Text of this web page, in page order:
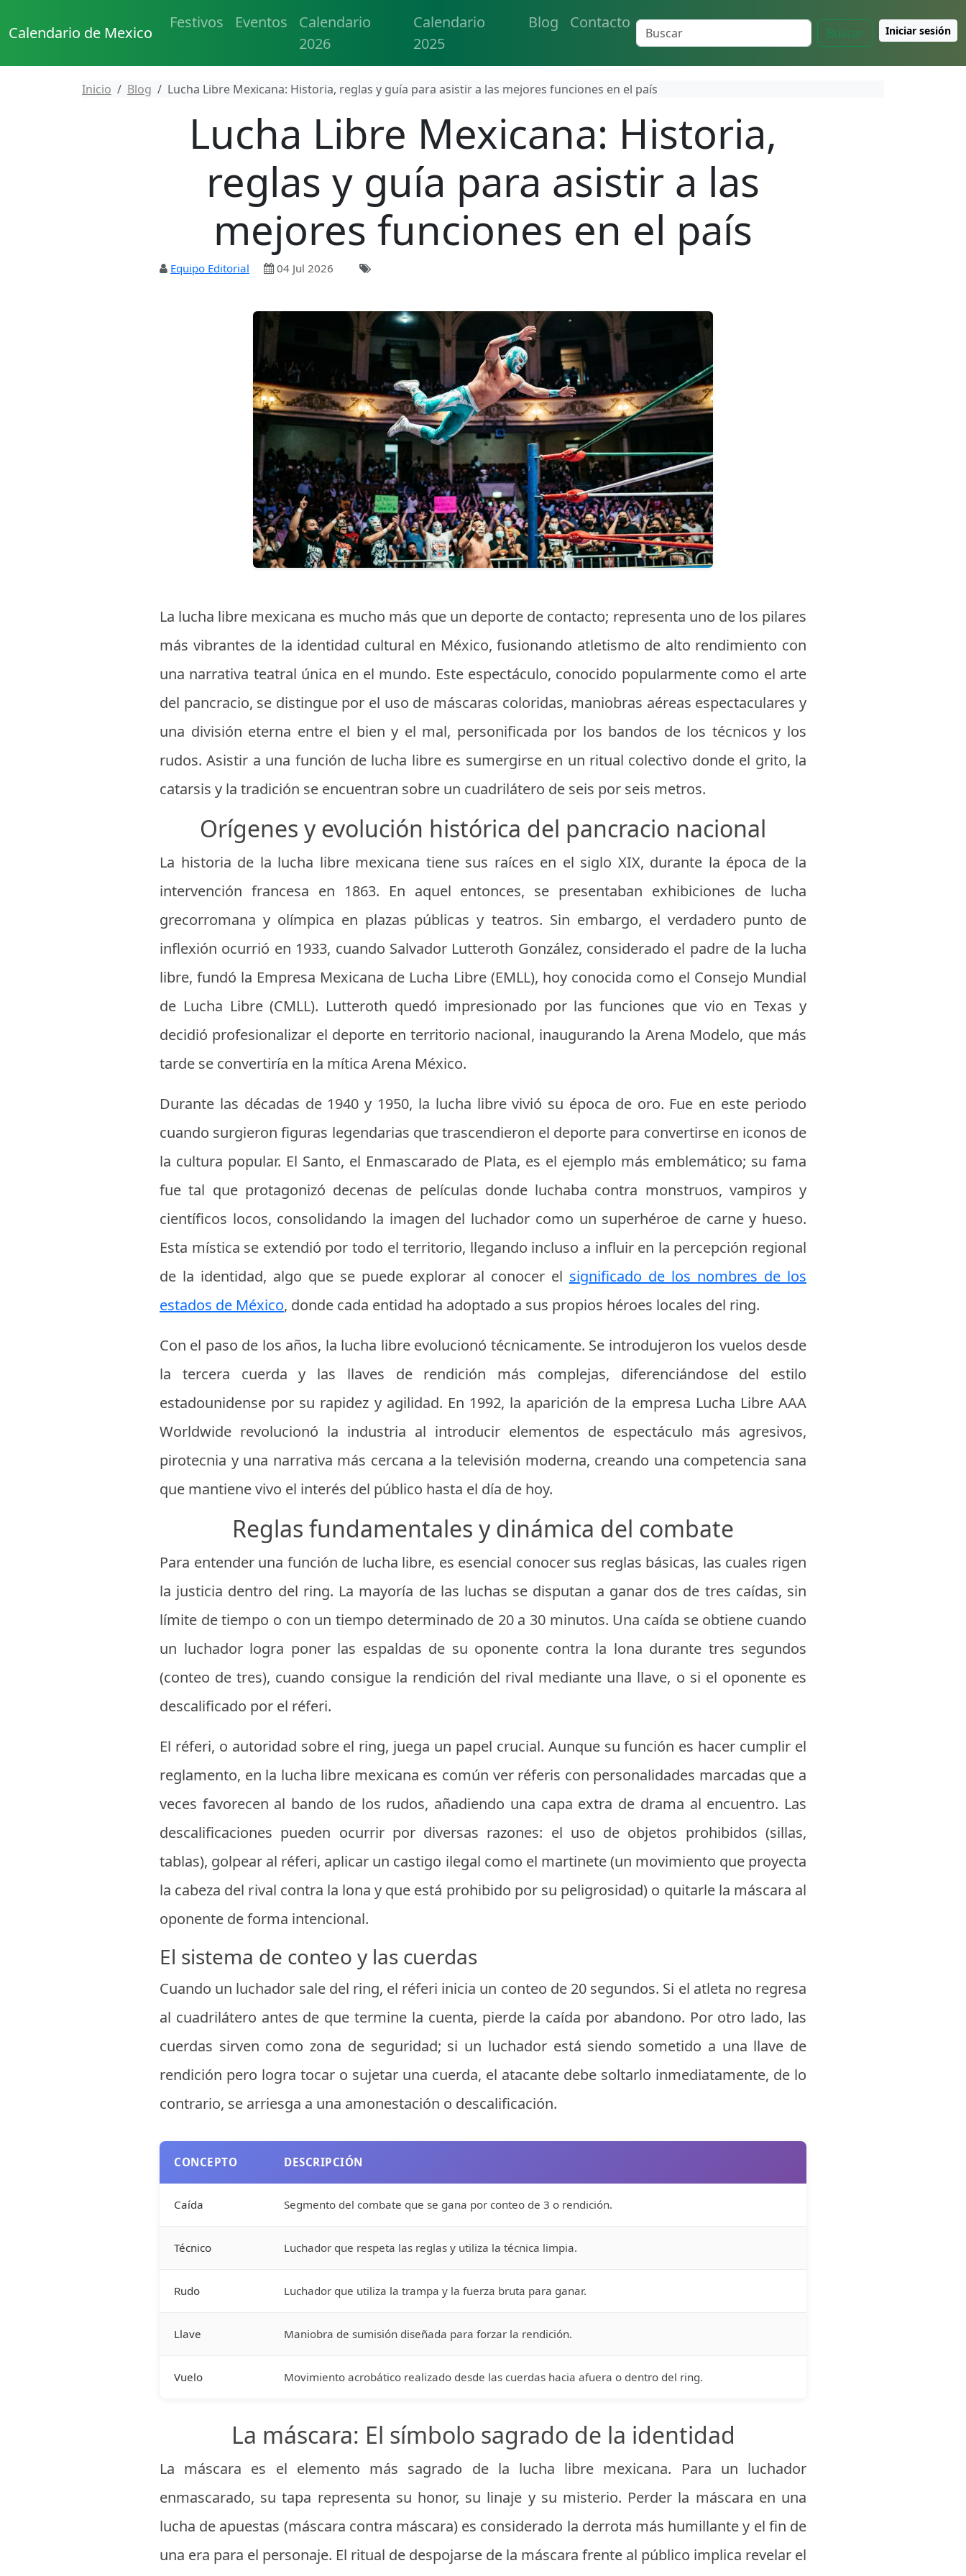
Calendario de Mexico
Festivos Eventos
Calendario
2026
Calendario
2025
Blog Contacto
Buscar Iniciar sesión
Inicio Blog Lucha Libre Mexicana: Historia, reglas y guía para asistir a las mejores funciones en el país
Lucha Libre Mexicana: Historia,
reglas y guía para asistir a las
mejores funciones en el país
Equipo Editorial 04 Jul 2026
La lucha libre mexicana es mucho más que un deporte de contacto; representa uno de los pilares
más vibrantes de la identidad cultural en México, fusionando atletismo de alto rendimiento con
una narrativa teatral única en el mundo. Este espectáculo, conocido popularmente como el arte
del pancracio, se distingue por el uso de máscaras coloridas, maniobras aéreas espectaculares y
una división eterna entre el bien y el mal, personificada por los bandos de los técnicos y los
rudos. Asistir a una función de lucha libre es sumergirse en un ritual colectivo donde el grito, la
catarsis y la tradición se encuentran sobre un cuadrilátero de seis por seis metros.
Orígenes y evolución histórica del pancracio nacional
La historia de la lucha libre mexicana tiene sus raíces en el siglo XIX, durante la época de la
intervención francesa en 1863. En aquel entonces, se presentaban exhibiciones de lucha
grecorromana y olímpica en plazas públicas y teatros. Sin embargo, el verdadero punto de
inflexión ocurrió en 1933, cuando Salvador Lutteroth González, considerado el padre de la lucha
libre, fundó la Empresa Mexicana de Lucha Libre (EMLL), hoy conocida como el Consejo Mundial
de Lucha Libre (CMLL). Lutteroth quedó impresionado por las funciones que vio en Texas y
decidió profesionalizar el deporte en territorio nacional, inaugurando la Arena Modelo, que más
tarde se convertiría en la mítica Arena México.
Durante las décadas de 1940 y 1950, la lucha libre vivió su época de oro. Fue en este periodo
cuando surgieron figuras legendarias que trascendieron el deporte para convertirse en iconos de
la cultura popular. El Santo, el Enmascarado de Plata, es el ejemplo más emblemático; su fama
fue tal que protagonizó decenas de películas donde luchaba contra monstruos, vampiros y
científicos locos, consolidando la imagen del luchador como un superhéroe de carne y hueso.
Esta mística se extendió por todo el territorio, llegando incluso a influir en la percepción regional
de la identidad, algo que se puede explorar al conocer el significado de los nombres de los
estados de México, donde cada entidad ha adoptado a sus propios héroes locales del ring.
Con el paso de los años, la lucha libre evolucionó técnicamente. Se introdujeron los vuelos desde
la tercera cuerda y las llaves de rendición más complejas, diferenciándose del estilo
estadounidense por su rapidez y agilidad. En 1992, la aparición de la empresa Lucha Libre AAA
Worldwide revolucionó la industria al introducir elementos de espectáculo más agresivos,
pirotecnia y una narrativa más cercana a la televisión moderna, creando una competencia sana
que mantiene vivo el interés del público hasta el día de hoy.
Reglas fundamentales y dinámica del combate
Para entender una función de lucha libre, es esencial conocer sus reglas básicas, las cuales rigen
la justicia dentro del ring. La mayoría de las luchas se disputan a ganar dos de tres caídas, sin
límite de tiempo o con un tiempo determinado de 20 a 30 minutos. Una caída se obtiene cuando
un luchador logra poner las espaldas de su oponente contra la lona durante tres segundos
(conteo de tres), cuando consigue la rendición del rival mediante una llave, o si el oponente es
descalificado por el réferi.
El réferi, o autoridad sobre el ring, juega un papel crucial. Aunque su función es hacer cumplir el
reglamento, en la lucha libre mexicana es común ver réferis con personalidades marcadas que a
veces favorecen al bando de los rudos, añadiendo una capa extra de drama al encuentro. Las
descalificaciones pueden ocurrir por diversas razones: el uso de objetos prohibidos (sillas,
tablas), golpear al réferi, aplicar un castigo ilegal como el martinete (un movimiento que proyecta
la cabeza del rival contra la lona y que está prohibido por su peligrosidad) o quitarle la máscara al
oponente de forma intencional.
El sistema de conteo y las cuerdas
Cuando un luchador sale del ring, el réferi inicia un conteo de 20 segundos. Si el atleta no regresa
al cuadrilátero antes de que termine la cuenta, pierde la caída por abandono. Por otro lado, las
cuerdas sirven como zona de seguridad; si un luchador está siendo sometido a una llave de
rendición pero logra tocar o sujetar una cuerda, el atacante debe soltarlo inmediatamente, de lo
contrario, se arriesga a una amonestación o descalificación.
CONCEPTO DESCRIPCIÓN
Caída Segmento del combate que se gana por conteo de 3 o rendición.
Técnico Luchador que respeta las reglas y utiliza la técnica limpia.
Rudo Luchador que utiliza la trampa y la fuerza bruta para ganar.
Llave Maniobra de sumisión diseñada para forzar la rendición.
Vuelo Movimiento acrobático realizado desde las cuerdas hacia afuera o dentro del ring.
La máscara: El símbolo sagrado de la identidad
La máscara es el elemento más sagrado de la lucha libre mexicana. Para un luchador
enmascarado, su tapa representa su honor, su linaje y su misterio. Perder la máscara en una
lucha de apuestas (máscara contra máscara) es considerado la derrota más humillante y el fin de
una era para el personaje. El ritual de despojarse de la máscara frente al público implica revelar el